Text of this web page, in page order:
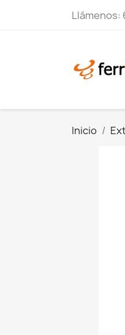
Llámenos:
Inicio